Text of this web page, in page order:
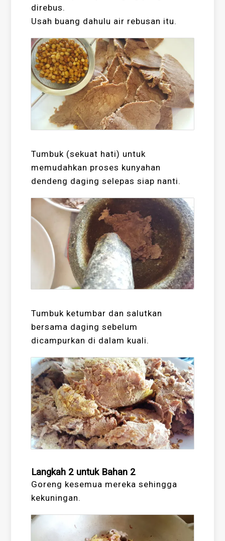
direbus.
Usah buang dahulu air rebusan itu.
Tumbuk (sekuat hati) untuk
memudahkan proses kunyahan
dendeng daging selepas siap nanti.
Tumbuk ketumbar dan salutkan
bersama daging sebelum
dicampurkan di dalam kuali.
Langkah 2 untuk Bahan 2
Goreng kesemua mereka sehingga
kekuningan.